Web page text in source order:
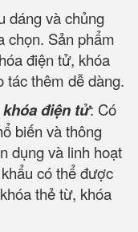
dáng và chủng
chọn. Sản phẩm
điện tử, khóa
tác thêm dễ dàng.
điện tử: Có
biến và thông
dụng và linh hoạt
có thể được
thẻ từ, khóa